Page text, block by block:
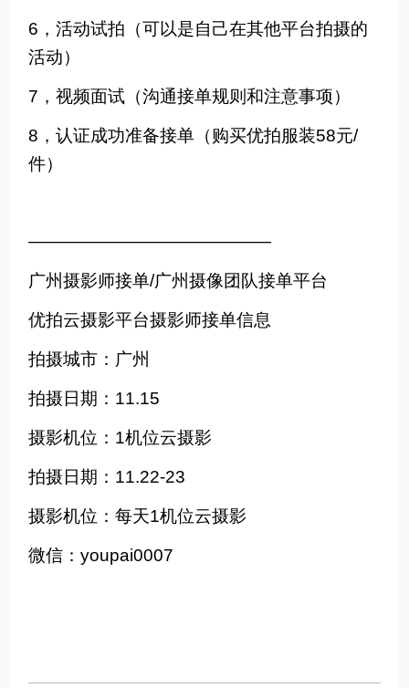
6，活动试拍（可以是自己在其他平台拍摄的
活动）
7，视频面试（沟通接单规则和注意事项）
8，认证成功准备接单（购买优拍服装58元/
件）
——————————————
广州摄影师接单/广州摄像团队接单平台
优拍云摄影平台摄影师接单信息
拍摄城市：广州
拍摄日期：11.15
摄影机位：1机位云摄影
拍摄日期：11.22-23
摄影机位：每天1机位云摄影
微信：youpai0007